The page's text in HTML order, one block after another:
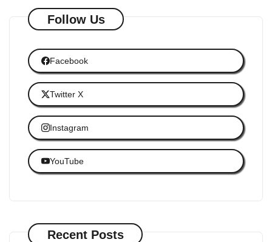
Follow Us
Facebook
Twitter X
Instagram
YouTube
Recent Posts